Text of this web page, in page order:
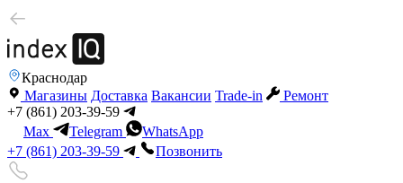
Краснодар
Магазины Доставка Вакансии Trade-in
Ремонт
+7 (861) 203-39-59
Max
Telegram
WhatsApp
+7 (861) 203-39-59
Позвонить